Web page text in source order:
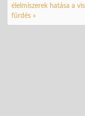
élelmiszerek hatása a
fürdés »